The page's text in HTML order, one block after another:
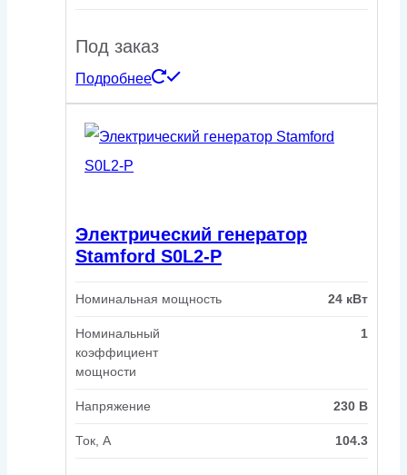
Под заказ
Подробнее
Электрический генератор
Stamford S0L2-P
Номинальная мощность 24 кВт
Номинальный
коэффициент
мощности
1
Напряжение 230 В
Ток, А 104.3